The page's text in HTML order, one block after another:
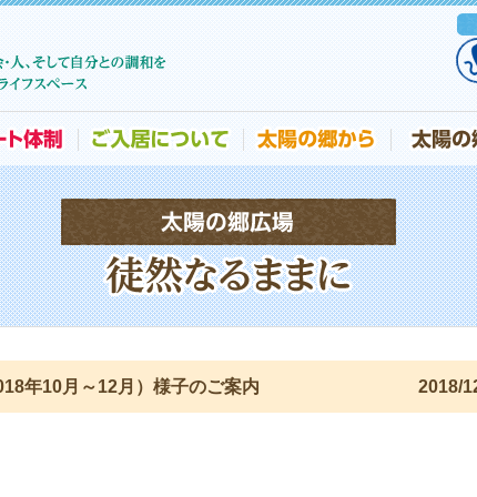
年10月～12月）様子のご案内 2018/